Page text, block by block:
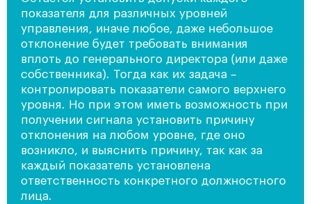
показателя для различных уровней
управления, иначе любое, даже небольшое
отклонение будет требовать внимания
вплоть до генерального директора (или даже
собственника). Тогда как их задача –
контролировать показатели самого верхнего
уровня. Но при этом иметь возможность при
получении сигнала установить причину
отклонения на любом уровне, где оно
возникло, и выяснить причину, так как за
каждый показатель установлена
ответственность конкретного должностного
лица.